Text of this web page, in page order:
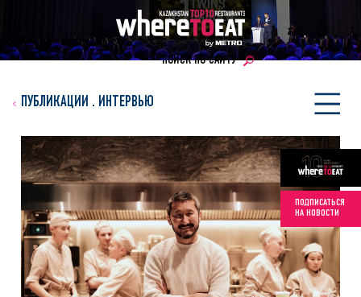
ПОИСК ПО САЙТУ
ПОДПИСАТЬСЯ
НА НОВОСТИ
ПУБЛИКАЦИИ . ИНТЕРВЬЮ